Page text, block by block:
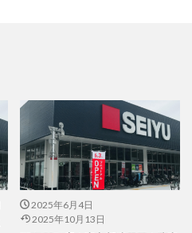
2025年6月4日
2025年10月13日